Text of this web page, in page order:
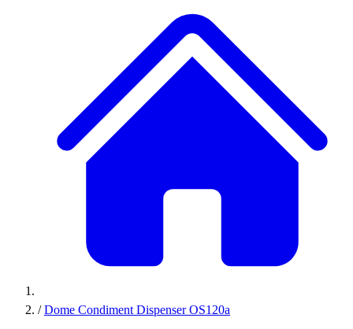
/ Dome Condiment Dispenser OS120a